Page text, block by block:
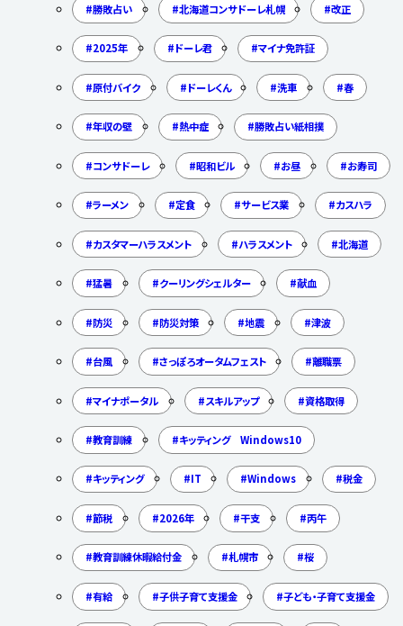
勝敗占い 北海道コンサドーレ札幌 改正
2025年 ドーレ君 マイナ免許証
原付バイク ドーレくん 洗車 春
年収の壁 熱中症 勝敗占い紙相撲
コンサドーレ 昭和ビル お昼 お寿司
ラーメン 定食 サービス業 カスハラ
カスタマーハラスメント ハラスメント 北海道
猛暑 クーリングシェルター 献血
防災 防災対策 地震 津波
台風 さっぽろオータムフェスト 離職票
マイナポータル スキルアップ 資格取得
教育訓練 キッティング Windows10
キッティング IT Windows 税金
節税 2026年 干支 丙午
教育訓練休暇給付金 札幌市 桜
有給 子供子育て支援金 子ども・子育て支援金